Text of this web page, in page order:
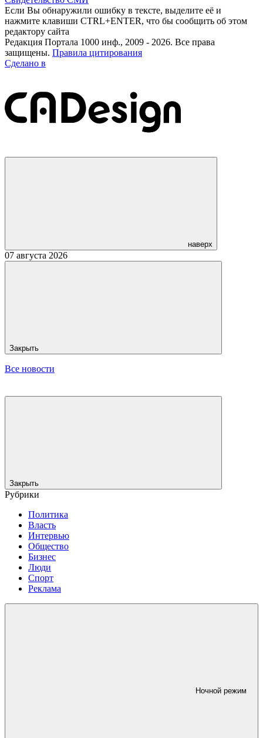
Если Вы обнаружили ошибку в тексте, выделите её и
нажмите клавиши CTRL+ENTER, что бы сообщить об этом
редактору сайта
Редакция Портала 1000 инф., 2009 - 2026. Все права
защищены. Правила цитирования
Сделано в
наверх
07 августа 2026
Закрыть
Все новости
Закрыть
Рубрики
Политика
Власть
Интервью
Общество
Бизнес
Люди
Спорт
Реклама
Ночной режим